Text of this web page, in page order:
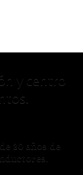
y centro
30 años de